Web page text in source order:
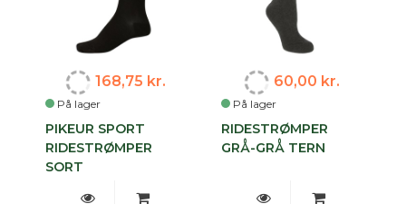
På lager
168,75 kr.
PIKEUR SPORT
RIDESTRØMPER
SORT
På lager
60,00 kr.
RIDESTRØMPER
GRÅ-GRÅ TERN